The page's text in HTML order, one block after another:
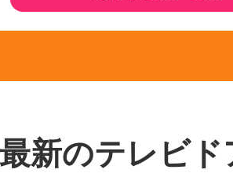
最新のテレビド